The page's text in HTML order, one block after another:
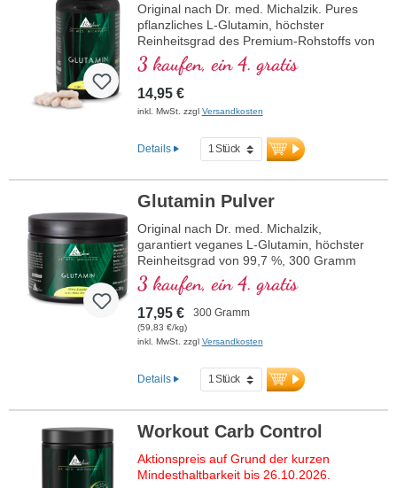
Original nach Dr. med. Michalzik. Pures
pflanzliches L-Glutamin, höchster
Reinheitsgrad des Premium-Rohstoffs von
99,7 %. 750 mg/Kapsel und 3000-12000
mg pro täglicher Verzehrmenge. Aus
Maisfermentation ohne Gentechnik,
glutenfrei, vegan, keine Zusätze. Vegane,
hochreine, pflanzliche Kapselhüllen frei
von PEG und Carageen, Versiegelung
Aluminium frei. Seit über 20 Jahren
Vitalstofferfahrung. Entwickelt durch ein
Team aus Ärzten und Heilpraktikern.
3 kaufen, ein 4. gratis
14,95 €
inkl. MwSt. zzgl Versandkosten
Details
Glutamin Pulver
Original nach Dr. med. Michalzik,
garantiert veganes L-Glutamin, höchster
Reinheitsgrad von 99,7 %, 300 Gramm
Pulver aus Maisfermentation, besonders
gut bioverfügbar, frei von Gentechnik,
glutenfrei, vegan, keine Zusatzstoffe.
Entwickelt durch ein Ärzteteam unter der
Leitung von Dr. med. Alexander Michalzik,
3 kaufen, ein 4. gratis
17,95 € 300 Gramm
(59,83 €/kg)
inkl. MwSt. zzgl Versandkosten
Details
Workout Carb Control
Aktionspreis auf Grund der kurzen
Mindesthaltbarkeit bis 26.10.2026.